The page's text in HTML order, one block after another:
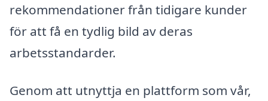
rekommendationer från tidigare kunder
för att få en tydlig bild av deras
arbetsstandarder.
Genom att utnyttja en plattform som vår,